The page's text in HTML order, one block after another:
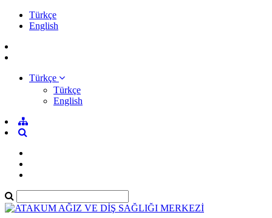
Türkçe
English
Türkçe
Türkçe
English